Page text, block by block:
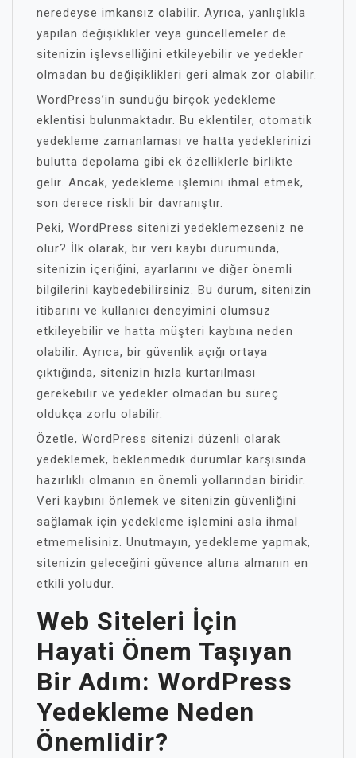
neredeyse imkansız olabilir. Ayrıca, yanlışlıkla
yapılan değişiklikler veya güncellemeler de
sitenizin işlevselliğini etkileyebilir ve yedekler
olmadan bu değişiklikleri geri almak zor olabilir.
WordPress’in sunduğu birçok yedekleme
eklentisi bulunmaktadır. Bu eklentiler, otomatik
yedekleme zamanlaması ve hatta yedeklerinizi
bulutta depolama gibi ek özelliklerle birlikte
gelir. Ancak, yedekleme işlemini ihmal etmek,
son derece riskli bir davranıştır.
Peki, WordPress sitenizi yedeklemezseniz ne
olur? İlk olarak, bir veri kaybı durumunda,
sitenizin içeriğini, ayarlarını ve diğer önemli
bilgilerini kaybedebilirsiniz. Bu durum, sitenizin
itibarını ve kullanıcı deneyimini olumsuz
etkileyebilir ve hatta müşteri kaybına neden
olabilir. Ayrıca, bir güvenlik açığı ortaya
çıktığında, sitenizin hızla kurtarılması
gerekebilir ve yedekler olmadan bu süreç
oldukça zorlu olabilir.
Özetle, WordPress sitenizi düzenli olarak
yedeklemek, beklenmedik durumlar karşısında
hazırlıklı olmanın en önemli yollarından biridir.
Veri kaybını önlemek ve sitenizin güvenliğini
sağlamak için yedekleme işlemini asla ihmal
etmemelisiniz. Unutmayın, yedekleme yapmak,
sitenizin geleceğini güvence altına almanın en
etkili yoludur.
Web Siteleri İçin
Hayati Önem Taşıyan
Bir Adım: WordPress
Yedekleme Neden
Önemlidir?